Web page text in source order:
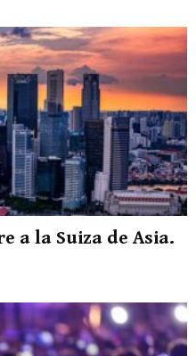
a la Suiza de Asia.